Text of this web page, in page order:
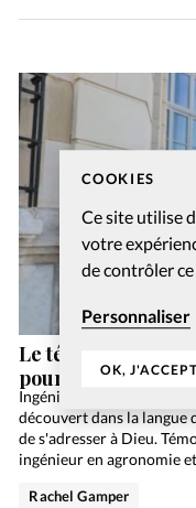
COOKIES
Ce site utilise
votre
de contrôler
Personnaliser
OK,
Le témoignage
pour louer Dieu
Ingénieur en agronomie
découvert dans la langue
de s'adresser à Dieu.
ingénieur en agronomie
Rachel Gamper